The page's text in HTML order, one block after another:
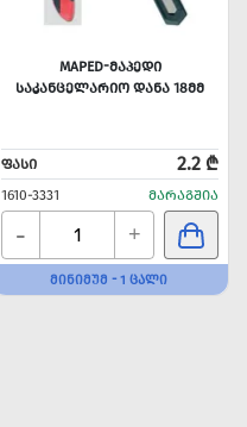
MAPED-ᲛᲐᲞᲔᲓᲘ
ᲡᲐᲙᲐᲜᲪᲔᲚᲐᲠᲘᲝ ᲓᲐᲜᲐ 18ᲛᲛ
ᲤᲐᲡᲘ 2.2 ₾
1610-3331 ᲛᲐᲠᲐᲒᲨᲘᲐ
- +
ᲛᲘᲜᲘᲛᲣᲛ - 1 ᲪᲐᲚᲘ